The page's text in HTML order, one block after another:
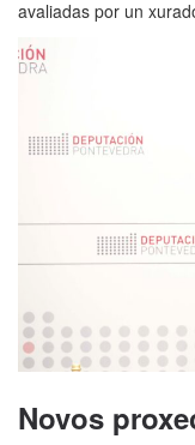
avaliadas por un
Novos